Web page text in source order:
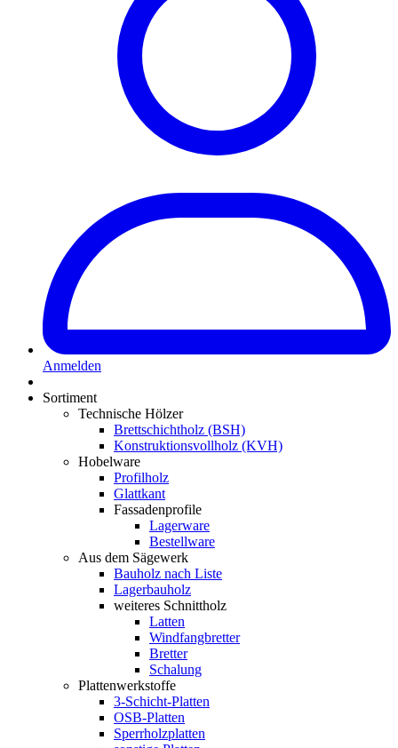
Anmelden
Sortiment
Technische Hölzer
Brettschichtholz (BSH)
Konstruktionsvollholz (KVH)
Hobelware
Profilholz
Glattkant
Fassadenprofile
Lagerware
Bestellware
Aus dem Sägewerk
Bauholz nach Liste
Lagerbauholz
weiteres Schnittholz
Latten
Windfangbretter
Bretter
Schalung
Plattenwerkstoffe
3-Schicht-Platten
OSB-Platten
Sperrholzplatten